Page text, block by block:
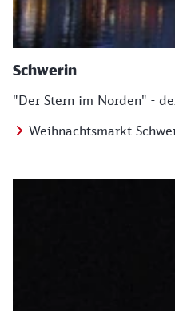
Schwerin
"Der Stern im Norden" -
Weihnachtsmarkt